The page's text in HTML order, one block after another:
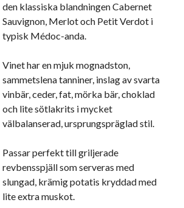
den klassiska blandningen Cabernet
Sauvignon, Merlot och Petit Verdot i
typisk Médoc-anda.
Vinet har en mjuk mognadston,
sammetslena tanniner, inslag av svarta
vinbär, ceder, fat, mörka bär, choklad
och lite sötlakrits i mycket
välbalanserad, ursprungspräglad stil.
Passar perfekt till griljerade
revbensspjäll som serveras med
slungad, krämig potatis kryddad med
lite extra muskot.